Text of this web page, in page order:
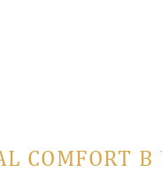
COMFORT В